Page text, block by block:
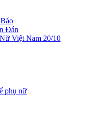
Đán
Việt Nam 20/10
phụ nữ